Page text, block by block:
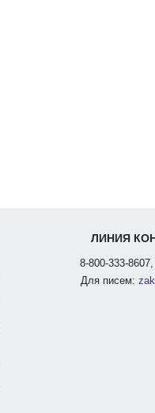
ЛИНИЯ
8-800-333-
Для писем: